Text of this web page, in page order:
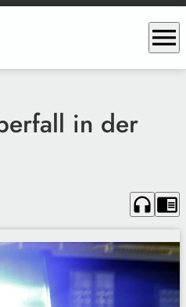
menu
in der
headphones chrome_reader_mode